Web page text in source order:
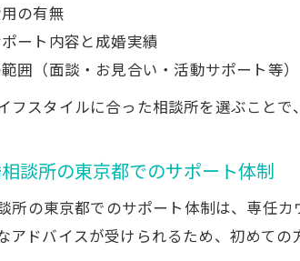
の有無
ート内容と成婚実績
囲（面談・お見合い・活動サポート等）
フスタイルに合った相談所を選ぶことで
談所の東京都でのサポート体制
所の東京都でのサポート体制は、専任
アドバイスが受けられるため、初めての